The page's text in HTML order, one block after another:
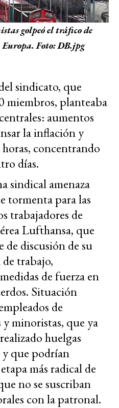
golpeó el tráfico de
Foto: DB.jpg
sindicato, que
miembros, planteaba
aumentos
la inflación y
concentrando
días.
sindical amenaza
tormenta para las
trabajadores de
Lufthansa, que
de discusión de su
trabajo,
de fuerza en
Situación
de
y minoristas, que ya
huelgas
y que podrían
más radical de
no se suscriban
con la patronal.